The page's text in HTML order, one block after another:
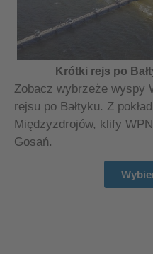
Krótki rejs po
Zobacz wybrzeże wyspy
rejsu po Bałtyku. Z
Międzyzdrojów, klify
Gosań.